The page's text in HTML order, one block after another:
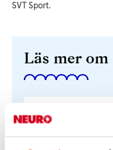
SVT Sport.
Läs mer
Intervju i